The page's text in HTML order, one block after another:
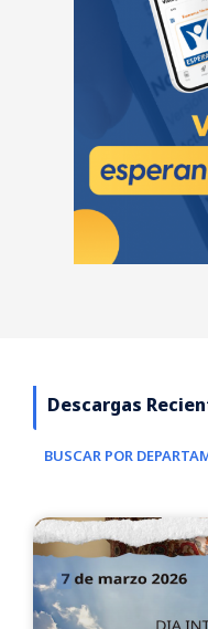
Descargas
BUSCAR POR